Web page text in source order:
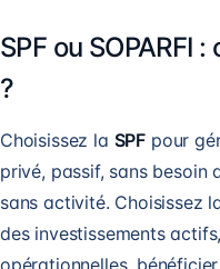
SPF ou SOPARFI
?
Choisissez la SPF pour
privé, passif, sans besoin
sans activité. Choisissez
des investissements
opérationnelles,